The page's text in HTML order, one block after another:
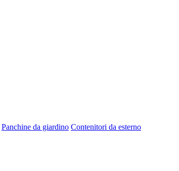
Panchine da giardino Contenitori da esterno